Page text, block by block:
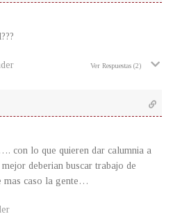
Ver Respuestas (2)
con lo que quieren dar calumnia a
deberian buscar trabajo de
mas caso la gente…